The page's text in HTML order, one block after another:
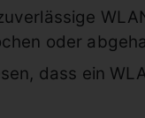
oder
dass ein